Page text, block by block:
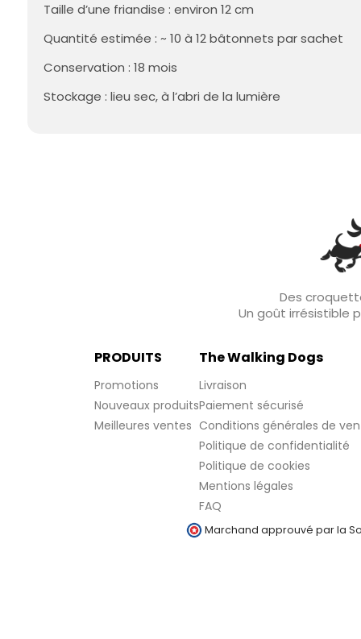
Taille d’une friandise : environ 12 cm
Quantité estimée : ~ 10 à 12 bâtonnets par sachet
Conservation : 18 mois
Stockage : lieu sec, à l’abri de la lumière
Des
Un goût irrésistible
PRODUITS
Promotions
Nouveaux produits
Meilleures ventes
The Walking Dogs
Livraison
Paiement sécurisé
Conditions générales de
Politique de confidentialité
Politique de cookies
Mentions légales
FAQ
Marchand approuvé par la